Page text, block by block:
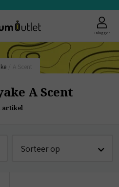
Inloggen
A Scent
artikel
Sorteer op